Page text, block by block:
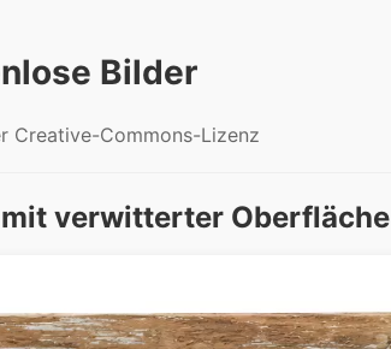
Bilder
Creative-Commons-Lizenz
verwitterter Oberfläche